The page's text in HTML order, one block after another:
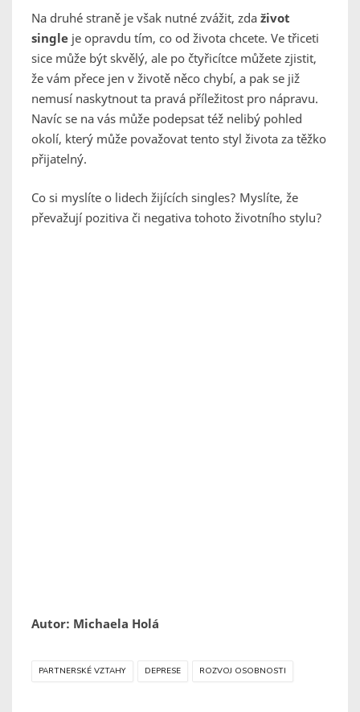
Na druhé straně je však nutné zvážit, zda život
single je opravdu tím, co od života chcete. Ve třiceti
sice může být skvělý, ale po čtyřicítce můžete zjistit,
že vám přece jen v životě něco chybí, a pak se již
nemusí naskytnout ta pravá příležitost pro nápravu.
Navíc se na vás může podepsat též nelibý pohled
okolí, který může považovat tento styl života za těžko
přijatelný.
Co si myslíte o lidech žijících singles? Myslíte, že
převažují pozitiva či negativa tohoto životního stylu?
Autor: Michaela Holá
PARTNERSKÉ VZTAHY DEPRESE ROZVOJ OSOBNOSTI